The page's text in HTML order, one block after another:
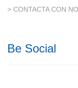
> CONTACTA CON
Be Social